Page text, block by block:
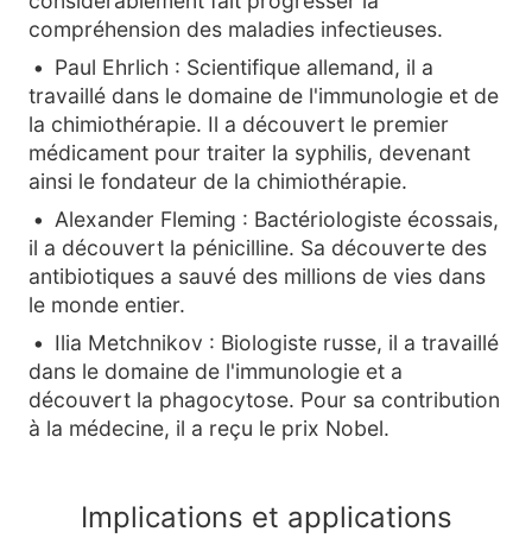
compréhension des maladies infectieuses.
Paul Ehrlich : Scientifique allemand, il a
travaillé dans le domaine de l'immunologie et de
la chimiothérapie. Il a découvert le premier
médicament pour traiter la syphilis, devenant
ainsi le fondateur de la chimiothérapie.
Alexander Fleming : Bactériologiste écossais,
il a découvert la pénicilline. Sa découverte des
antibiotiques a sauvé des millions de vies dans
le monde entier.
Ilia Metchnikov : Biologiste russe, il a travaillé
dans le domaine de l'immunologie et a
découvert la phagocytose. Pour sa contribution
à la médecine, il a reçu le prix Nobel.
Implications et applications